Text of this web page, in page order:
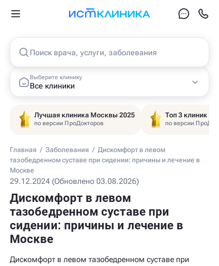
Поиск врача, услуги, заболевания
Выберите клинику
Все клиники
Лучшая клиника Москвы 2025
по версии ПроДокторов
Топ 3 клиник
по версии
Главная / Заболевания / Дискомфорт в левом
тазобедренном суставе при сидении: причины и лечение в
Москве
29.12.2024 (Обновлено 03.08.2026)
Дискомфорт в левом
тазобедренном суставе при
сидении: причины и лечение в
Москве
Дискомфорт в левом тазобедренном суставе при